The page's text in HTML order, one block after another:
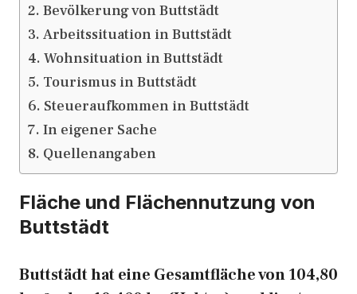
Bevölkerung von Buttstädt
Arbeitssituation in Buttstädt
Wohnsituation in Buttstädt
Tourismus in Buttstädt
Steueraufkommen in Buttstädt
In eigener Sache
Quellenangaben
Fläche und Flächennutzung von
Buttstädt
Buttstädt hat eine Gesamtfläche von 104,80